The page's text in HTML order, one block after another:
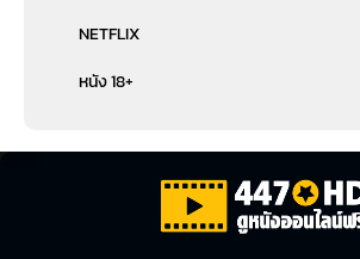
NETFLIX
หนัง 18+